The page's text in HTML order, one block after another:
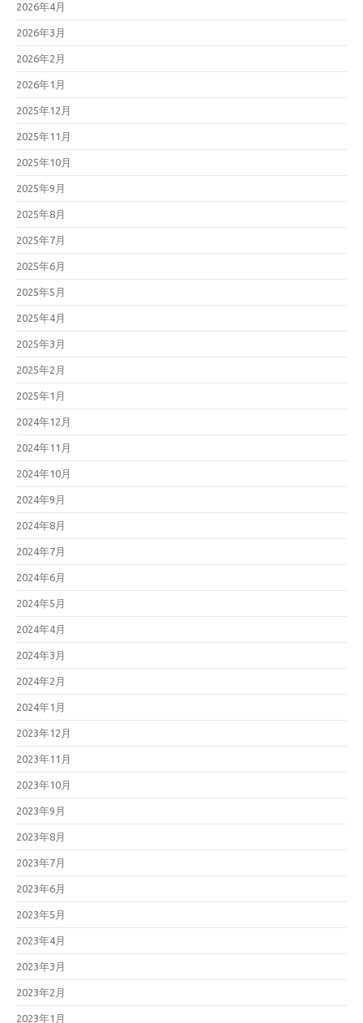
2026年4月
2026年3月
2026年2月
2026年1月
2025年12月
2025年11月
2025年10月
2025年9月
2025年8月
2025年7月
2025年6月
2025年5月
2025年4月
2025年3月
2025年2月
2025年1月
2024年12月
2024年11月
2024年10月
2024年9月
2024年8月
2024年7月
2024年6月
2024年5月
2024年4月
2024年3月
2024年2月
2024年1月
2023年12月
2023年11月
2023年10月
2023年9月
2023年8月
2023年7月
2023年6月
2023年5月
2023年4月
2023年3月
2023年2月
2023年1月